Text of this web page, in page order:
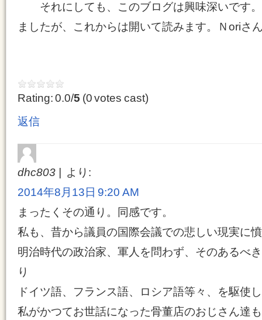
それにしても、このブログは興味深いです。
ましたが、これからは開いて読みます。Ｎoriさ
Rating: 0.0/5 (0 votes cast)
返信
dhc803
より:
2014年8月13日 9:20 AM
まったくその通り。同感です。
私も、昔から議員の国際会議での悲しい現実に
明治時代の政治家、軍人を問わず、そのあるべ
り
ドイツ語、フランス語、ロシア語等々、を駆使
私がかつてお世話になった骨董店のおじさん達